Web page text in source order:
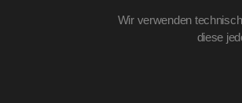
Wir verwenden
diese